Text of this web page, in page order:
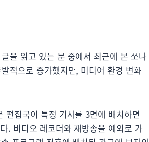
을 읽고 있는 분 중에서 최근에 본 쏘나
적으로 증가했지만, 미디어 환경 변화
편집국이 특정 기사를 3면에 배치하면
. 비디오 레코더와 재방송을 예외로 가